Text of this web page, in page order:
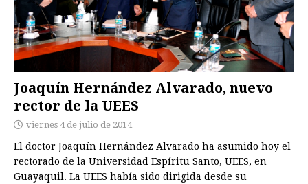
Joaquín Hernández Alvarado, nuevo
rector de la UEES
viernes 4 de julio de 2014
El doctor Joaquín Hernández Alvarado ha asumido hoy el
rectorado de la Universidad Espíritu Santo, UEES, en
Guayaquil. La UEES había sido dirigida desde su